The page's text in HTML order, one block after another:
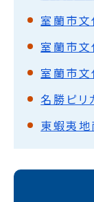
室蘭市
室蘭市
室蘭市
名勝ピリ
東蝦夷